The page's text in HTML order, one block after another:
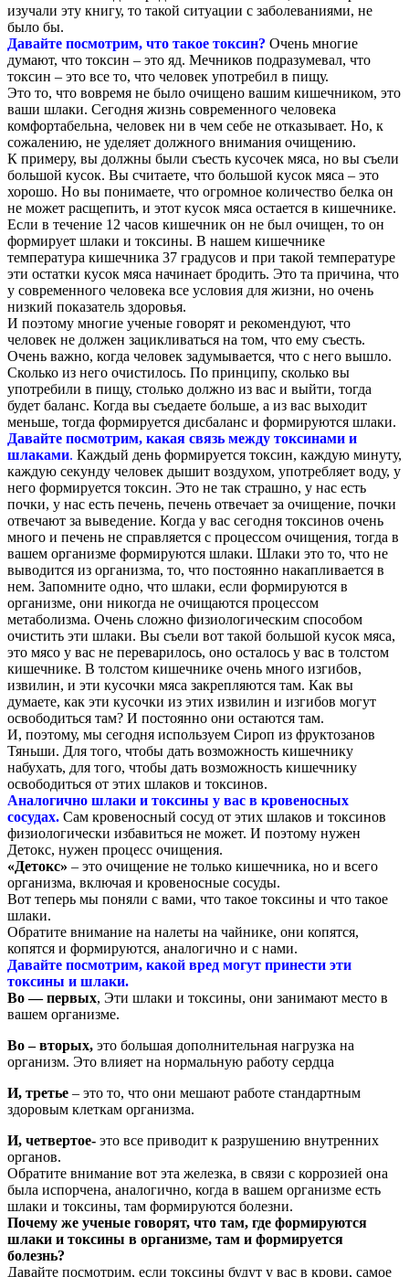
изучали эту книгу, то такой ситуации с заболеваниями, не
было бы.
Давайте посмотрим, что такое токсин? Очень многие
думают, что токсин – это яд. Мечников подразумевал, что
токсин – это все то, что человек употребил в пищу.
Это то, что вовремя не было очищено вашим кишечником, это
ваши шлаки. Сегодня жизнь современного человека
комфортабельна, человек ни в чем себе не отказывает. Но, к
сожалению, не уделяет должного внимания очищению.
К примеру, вы должны были съесть кусочек мяса, но вы съели
большой кусок. Вы считаете, что большой кусок мяса – это
хорошо. Но вы понимаете, что огромное количество белка он
не может расщепить, и этот кусок мяса остается в кишечнике.
Если в течение 12 часов кишечник он не был очищен, то он
формирует шлаки и токсины. В нашем кишечнике
температура кишечника 37 градусов и при такой температуре
эти остатки кусок мяса начинает бродить. Это та причина, что
у современного человека все условия для жизни, но очень
низкий показатель здоровья.
И поэтому многие ученые говорят и рекомендуют, что
человек не должен зацикливаться на том, что ему съесть.
Очень важно, когда человек задумывается, что с него вышло.
Сколько из него очистилось. По принципу, сколько вы
употребили в пищу, столько должно из вас и выйти, тогда
будет баланс. Когда вы съедаете больше, а из вас выходит
меньше, тогда формируется дисбаланс и формируются шлаки.
Давайте посмотрим, какая связь между токсинами и
шлаками. Каждый день формируется токсин, каждую минуту,
каждую секунду человек дышит воздухом, употребляет воду, у
него формируется токсин. Это не так страшно, у нас есть
почки, у нас есть печень, печень отвечает за очищение, почки
отвечают за выведение. Когда у вас сегодня токсинов очень
много и печень не справляется с процессом очищения, тогда в
вашем организме формируются шлаки. Шлаки это то, что не
выводится из организма, то, что постоянно накапливается в
нем. Запомните одно, что шлаки, если формируются в
организме, они никогда не очищаются процессом
метаболизма. Очень сложно физиологическим способом
очистить эти шлаки. Вы съели вот такой большой кусок мяса,
это мясо у вас не переварилось, оно осталось у вас в толстом
кишечнике. В толстом кишечнике очень много изгибов,
извилин, и эти кусочки мяса закрепляются там. Как вы
думаете, как эти кусочки из этих извилин и изгибов могут
освободиться там? И постоянно они остаются там.
И, поэтому, мы сегодня используем Сироп из фруктозанов
Тяньши. Для того, чтобы дать возможность кишечнику
набухать, для того, чтобы дать возможность кишечнику
освободиться от этих шлаков и токсинов.
Аналогично шлаки и токсины у вас в кровеносных
сосудах. Сам кровеносный сосуд от этих шлаков и токсинов
физиологически избавиться не может. И поэтому нужен
Детокс, нужен процесс очищения.
«Детокс» – это очищение не только кишечника, но и всего
организма, включая и кровеносные сосуды.
Вот теперь мы поняли с вами, что такое токсины и что такое
шлаки.
Обратите внимание на налеты на чайнике, они копятся,
копятся и формируются, аналогично и с нами.
Давайте посмотрим, какой вред могут принести эти
токсины и шлаки.
Во — первых, Эти шлаки и токсины, они занимают место в
вашем организме.
Во – вторых, это большая дополнительная нагрузка на
организм. Это влияет на нормальную работу сердца
И, третье – это то, что они мешают работе стандартным
здоровым клеткам организма.
И, четвертое- это все приводит к разрушению внутренних
органов.
Обратите внимание вот эта железка, в связи с коррозией она
была испорчена, аналогично, когда в вашем организме есть
шлаки и токсины, там формируются болезни.
Почему же ученые говорят, что там, где формируются
шлаки и токсины в организме, там и формируется
болезнь?
Давайте посмотрим, если токсины будут у вас в крови, самое